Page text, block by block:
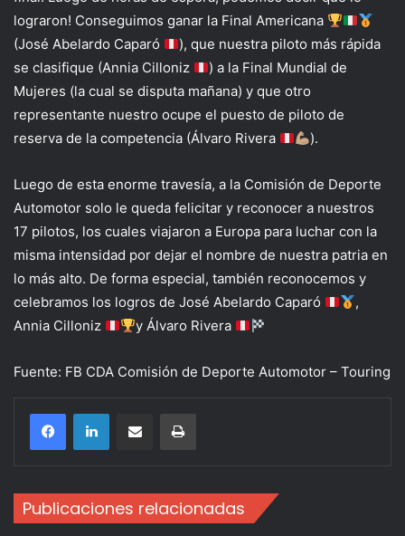
lograron! Conseguimos ganar la Final Americana
(José Abelardo Caparó
), que nuestra piloto más rápida
se clasifique (Annia Cilloniz
) a la Final Mundial de
Mujeres (la cual se disputa mañana) y que otro
representante nuestro ocupe el puesto de piloto de
reserva de la competencia (Álvaro Rivera
).
Luego de esta enorme travesía, a la Comisión de Deporte
Automotor solo le queda felicitar y reconocer a nuestros
17 pilotos, los cuales viajaron a Europa para luchar con la
misma intensidad por dejar el nombre de nuestra patria en
lo más alto. De forma especial, también reconocemos y
celebramos los logros de José Abelardo Caparó
,
Annia Cilloniz
y Álvaro Rivera
Fuente: FB CDA Comisión de Deporte Automotor – Touring
Compartir por correo electrónicoImprimir
Publicaciones relacionadas